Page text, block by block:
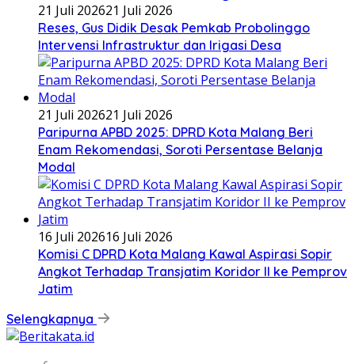
21 Juli 202621 Juli 2026
Reses, Gus Didik Desak Pemkab Probolinggo
Intervensi Infrastruktur dan Irigasi Desa
21 Juli 202621 Juli 2026
Paripurna APBD 2025: DPRD Kota Malang Beri
Enam Rekomendasi, Soroti Persentase Belanja
Modal
16 Juli 202616 Juli 2026
Komisi C DPRD Kota Malang Kawal Aspirasi Sopir
Angkot Terhadap Transjatim Koridor II ke Pemprov
Jatim
Selengkapnya